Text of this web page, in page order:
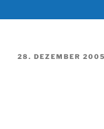
VERÖFFENTLICHT
28. DEZEMBER 2005